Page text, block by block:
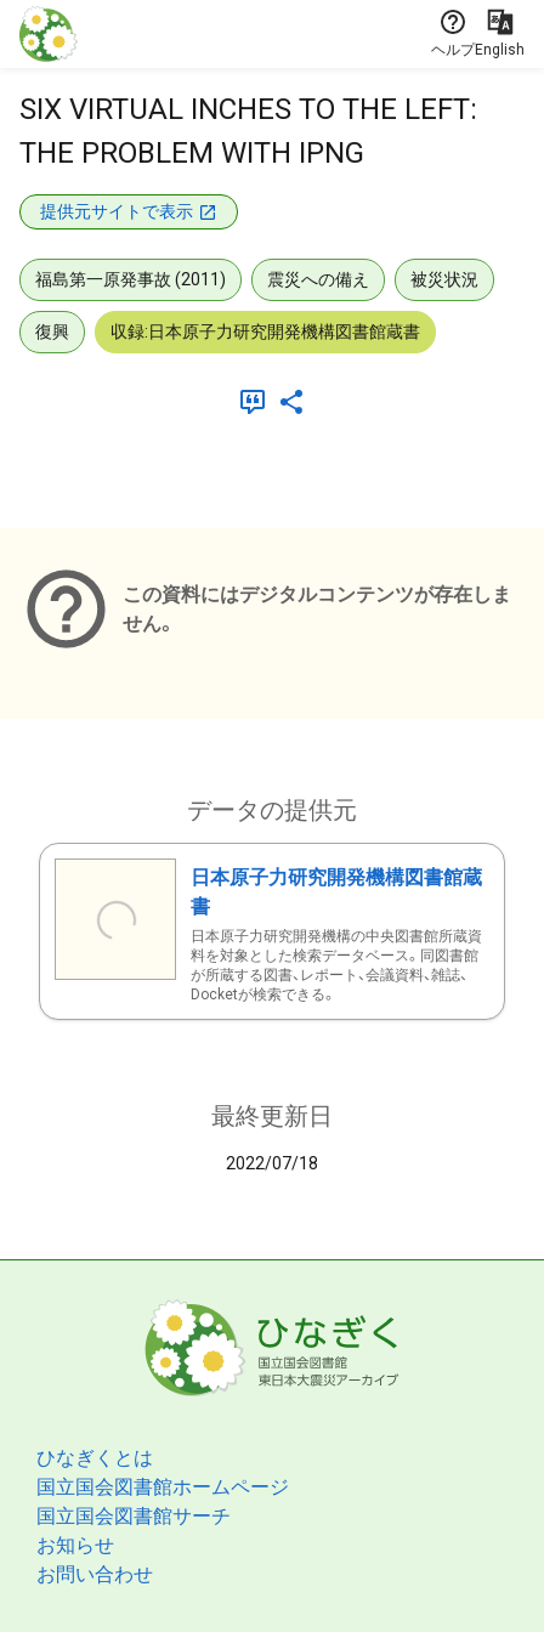
本文に飛ぶ
ヘルプEnglish
SIX VIRTUAL INCHES TO THE LEFT:
THE PROBLEM WITH IPNG
提供元サイトで表示
福島第一原発事故 (2011) 震災への備え 被災状況
復興 収録:日本原子力研究開発機構図書館蔵書
この資料にはデジタルコンテンツが存在しま
せん。
データの提供元
日本原子力研究開発機構図書館蔵
書
日本原子力研究開発機構の中央図書館所蔵資
料を対象とした検索データベース。同図書館
が所蔵する図書、レポート、会議資料、雑誌、
Docketが検索できる。
最終更新日
2022/07/18
ひなぎくとは
国立国会図書館ホームページ
国立国会図書館サーチ
お知らせ
お問い合わせ